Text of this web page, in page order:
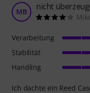
MB nicht
Ich dachte ein Reed
Verarbeitung
Stabilität
Handling